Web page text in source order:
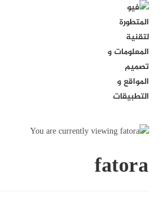
Skip
content
fatora